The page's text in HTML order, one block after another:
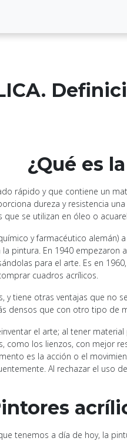
¿Qué es
rápido y que contiene un
dureza y resistencia
se utilizan en óleo o
y farmacéutico alemán)
pintura. En 1940
para el arte. Es en
cuadros acrílicos.
y tiene otras ventajas que
densos que con otro tipo de
el arte; al tener
como los lienzos, con mejor
es la acción o el
Al rechazar el uso
tenemos a día de hoy, la